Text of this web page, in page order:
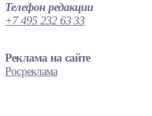
Телефон редакции
+7 495 232 63 33
Реклама на сайте
Росреклама